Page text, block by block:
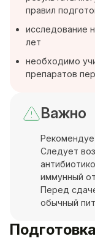
правил
исследование
лет
необходимо
препаратов
Важно
Следует
иммунный
Перед
обычный